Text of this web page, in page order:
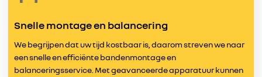
Snelle montage en balancering
We begrijpen dat uw tijd kostbaar is, daarom streven we naar
een snelle en efficiënte bandenmontage en
balanceringsservice. Met geavanceerde apparatuur kunnen